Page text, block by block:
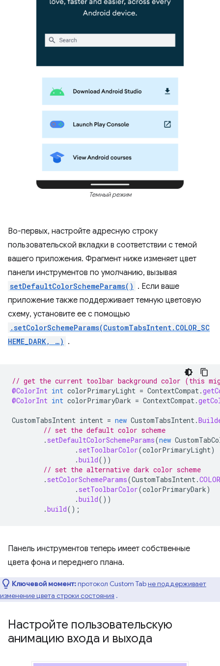
Темный режим
Во-первых, настройте адресную строку
пользовательской вкладки в соответствии с темой
вашего приложения. Фрагмент ниже изменяет цвет
панели инструментов по умолчанию, вызывая
setDefaultColorSchemeParams() . Если ваше
приложение также поддерживает темную цветовую
схему, установите ее с помощью
.setColorSchemeParams(CustomTabsIntent.COLOR_SC
HEME_DARK, …) .
// get the current toolbar background color (this
@ColorInt int colorPrimaryLight = ContextCompat.
@ColorInt int colorPrimaryDark = ContextCompat.
CustomTabsIntent intent = new CustomTabsIntent.
// set the default color scheme
. setDefaultColorSchemeParams(new
. setToolbarColor(colorPrimaryLight)
.build())
// set the alternative dark color scheme
. setColorSchemeParams(CustomTabsIntent.
. setToolbarColor(colorPrimaryDark)
.build())
.build();
Панель инструментов теперь имеет собственные
цвета фона и переднего плана.
Ключевой момент:протокол Custom Tabне поддерживает
изменение цвета строки состояния .
Настройте пользовательскую
анимацию входа и выхода